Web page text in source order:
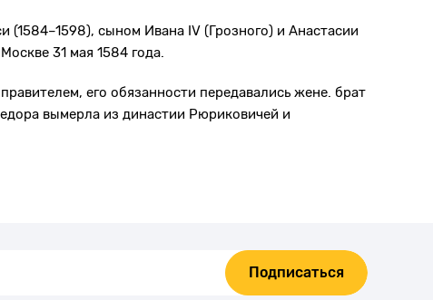
сыном Ивана IV (Грозного) и Анастасии
31 мая 1584 года.
его обязанности передавались жене. брат
вымерла из династии Рюриковичей и
Подписаться